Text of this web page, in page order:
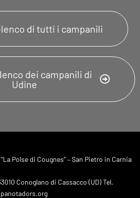
di tutti i campanili
dei campanili di
Udine
Polse di Cougnes” – San Pietro in Carnia
Conoglano di Cassacco (UD) Tel.